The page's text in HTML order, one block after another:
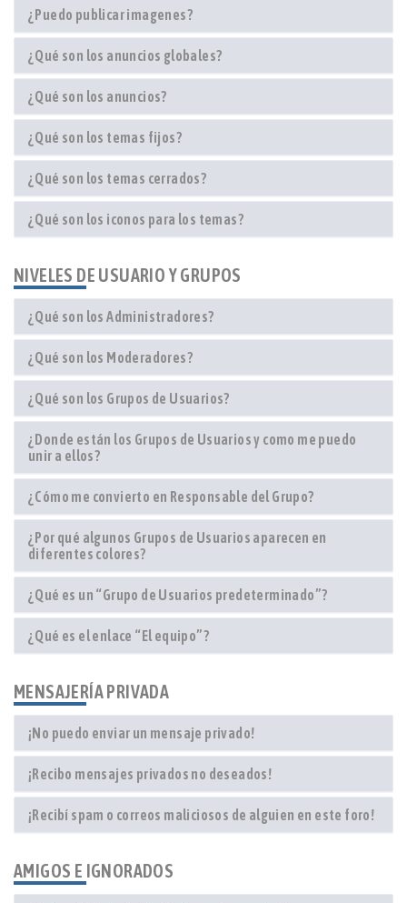
¿Puedo publicar imagenes?
¿Qué son los anuncios globales?
¿Qué son los anuncios?
¿Qué son los temas fijos?
¿Qué son los temas cerrados?
¿Qué son los iconos para los temas?
NIVELES DE USUARIO Y GRUPOS
¿Qué son los Administradores?
¿Qué son los Moderadores?
¿Qué son los Grupos de Usuarios?
¿Donde están los Grupos de Usuarios y como me puedo
unir a ellos?
¿Cómo me convierto en Responsable del Grupo?
¿Por qué algunos Grupos de Usuarios aparecen en
diferentes colores?
¿Qué es un “Grupo de Usuarios predeterminado”?
¿Qué es el enlace “El equipo”?
MENSAJERÍA PRIVADA
¡No puedo enviar un mensaje privado!
¡Recibo mensajes privados no deseados!
¡Recibí spam o correos maliciosos de alguien en este foro!
AMIGOS E IGNORADOS